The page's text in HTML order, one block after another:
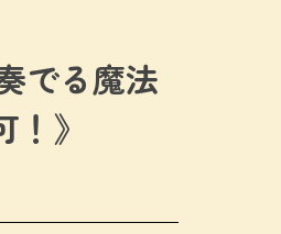
でる魔法
》